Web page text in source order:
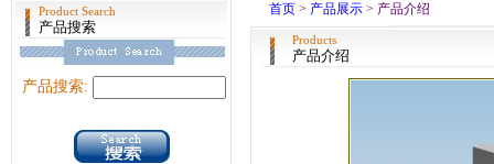
Product Search
产品搜索
产品搜索:
首页 > 产品展示 > 产品介绍
Products
产品介绍